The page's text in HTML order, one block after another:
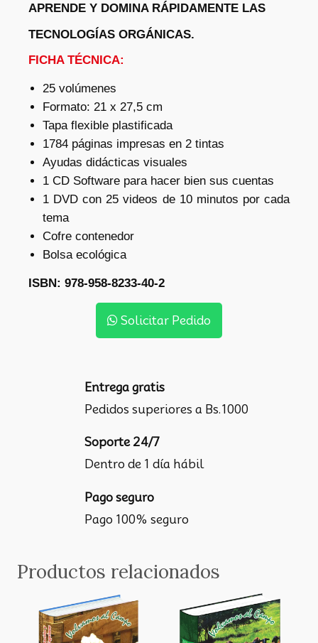
APRENDE Y DOMINA RÁPIDAMENTE LAS
TECNOLOGÍAS ORGÁNICAS.
FICHA TÉCNICA:
25 volúmenes
Formato: 21 x 27,5 cm
Tapa flexible plastificada
1784 páginas impresas en 2 tintas
Ayudas didácticas visuales
1 CD Software para hacer bien sus cuentas
1 DVD con 25 videos de 10 minutos por cada
tema
Cofre contenedor
Bolsa ecológica
ISBN: 978-958-8233-40-2
Solicitar Pedido
Entrega gratis
Pedidos superiores a Bs.1000
Soporte 24/7
Dentro de 1 día hábil
Pago seguro
Pago 100% seguro
Productos relacionados